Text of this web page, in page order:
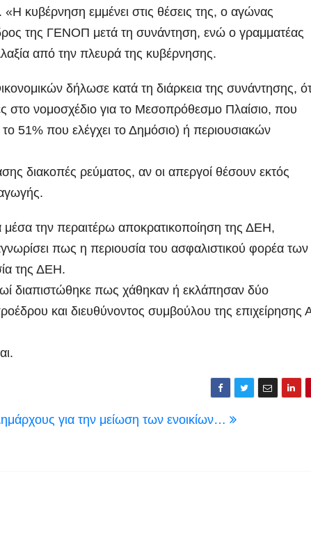
κυβέρνηση εμμένει στις θέσεις της, ο αγώνας
της ΓΕΝΟΠ μετά τη συνάντηση, ενώ ο γραμματέας
από την πλευρά της κυβέρνησης.
δήλωσε κατά τη διάρκεια της συνάντησης,
στο νομοσχέδιο για το Μεσοπρόθεσμο Πλαίσιο, που
51% που ελέγχει το Δημόσιο) ή περιουσιακών
διακοπές ρεύματος, αν οι απεργοί θέσουν εκτός
την περαιτέρω αποκρατικοποίηση της ΔΕΗ,
πως η περιουσία του ασφαλιστικού φορέα των
της ΔΕΗ.
διαπιστώθηκε πως χάθηκαν ή εκλάπησαν δύο
και διευθύνοντος συμβούλου της επιχείρησης
για την μείωση των ενοικίων…